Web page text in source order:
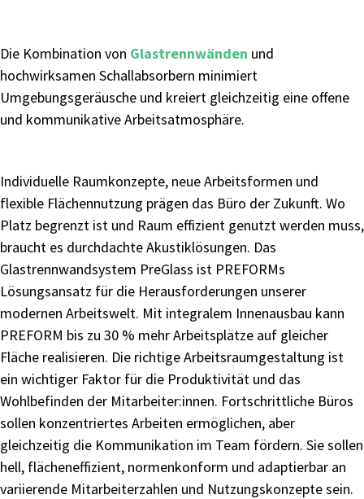
Die Kombination von Glastrennwänden und
hochwirksamen Schallabsorbern minimiert
Umgebungsgeräusche und kreiert gleichzeitig eine offene
und kommunikative Arbeitsatmosphäre.
Individuelle Raumkonzepte, neueArbeitsformen und
flexible Flächennutzung prägen das Büro der Zukunft. Wo
Platz begrenzt ist und Raum effizient genutzt werden muss,
braucht es durchdachte Akustiklösungen. Das
Glastrennwandsystem PreGlass ist PREFORMs
Lösungsansatz für die Herausforderungen unserer
modernen Arbeitswelt. Mit integralem Innenausbau kann
PREFORM bis zu 30 % mehr Arbeitsplätze auf gleicher
Fläche realisieren. Die richtige Arbeitsraumgestaltung ist
ein wichtiger Faktor für die Produktivität und das
Wohlbefinden der Mitarbeiter:innen. Fortschrittliche Büros
sollen konzentriertes Arbeiten ermöglichen, aber
gleichzeitig die Kommunikation im Team fördern. Sie sollen
hell, flächeneffizient, normenkonform und adaptierbar an
variierende Mitarbeiterzahlen und Nutzungskonzeptesein.